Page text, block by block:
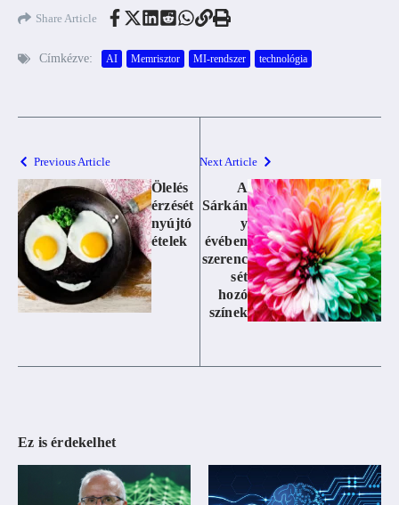
Share Article
Címkézve: AI Memrisztor MI-rendszer technológia
Previous Article
Ölelés
érzését
nyújtó
ételek
Next Article
A
Sárkán
y
évében
szerenc
sét
hozó
színek
Ez is érdekelhet